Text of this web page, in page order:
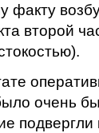
факту
второй
очень